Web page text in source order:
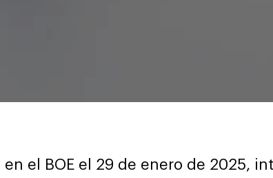
el BOE el 29 de enero de 2025,